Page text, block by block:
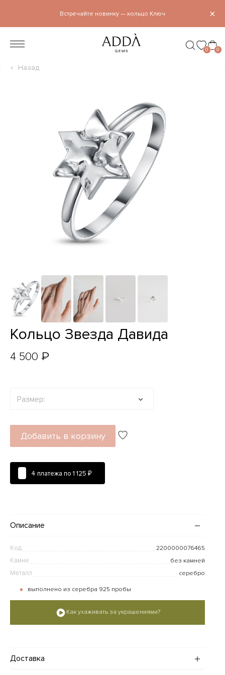
×
Встречайте новинку — кольцо Ключ
0 0
Назад
Кольцо Звезда Давида
4 500 ₽
Размер:
Добавить в корзину
4 платежа по 1 125 ₽
Описание
Код 2200000076465
Камни без камней
Металл серебро
выполнено из серебра 925 пробы
Как ухаживать за украшениями?
Доставка